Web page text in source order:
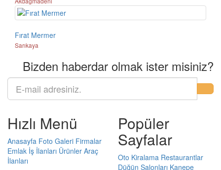
Fırat Mermer
Sarıkaya
Bizden haberdar olmak ister misiniz?
Hızlı Menü
Anasayfa Foto Galeri Firmalar
Emlak İş İlanları Ürünler Araç
İlanları
Popüler
Sayfalar
Oto Kiralama Restaurantlar
Düğün Salonları Kanepe